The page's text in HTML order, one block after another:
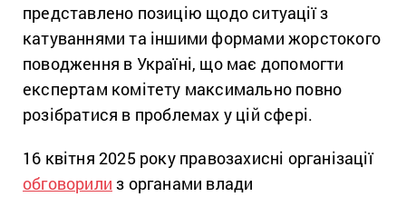
представлено позицію щодо ситуації з
катуваннями та іншими формами жорстокого
поводження в Україні, що має допомогти
експертам комітету максимально повно
розібратися в проблемах у цій сфері.
16 квітня 2025 року правозахисні організації
обговорили з органами влади